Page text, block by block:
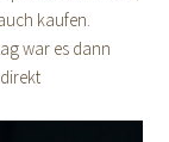
kaufen.
war es dann